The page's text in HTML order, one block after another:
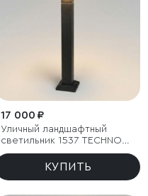
17 000 ₽
Уличный ландшафтный
светильник 1537 TECHNO
LED 3000K чёрный
КУПИТЬ